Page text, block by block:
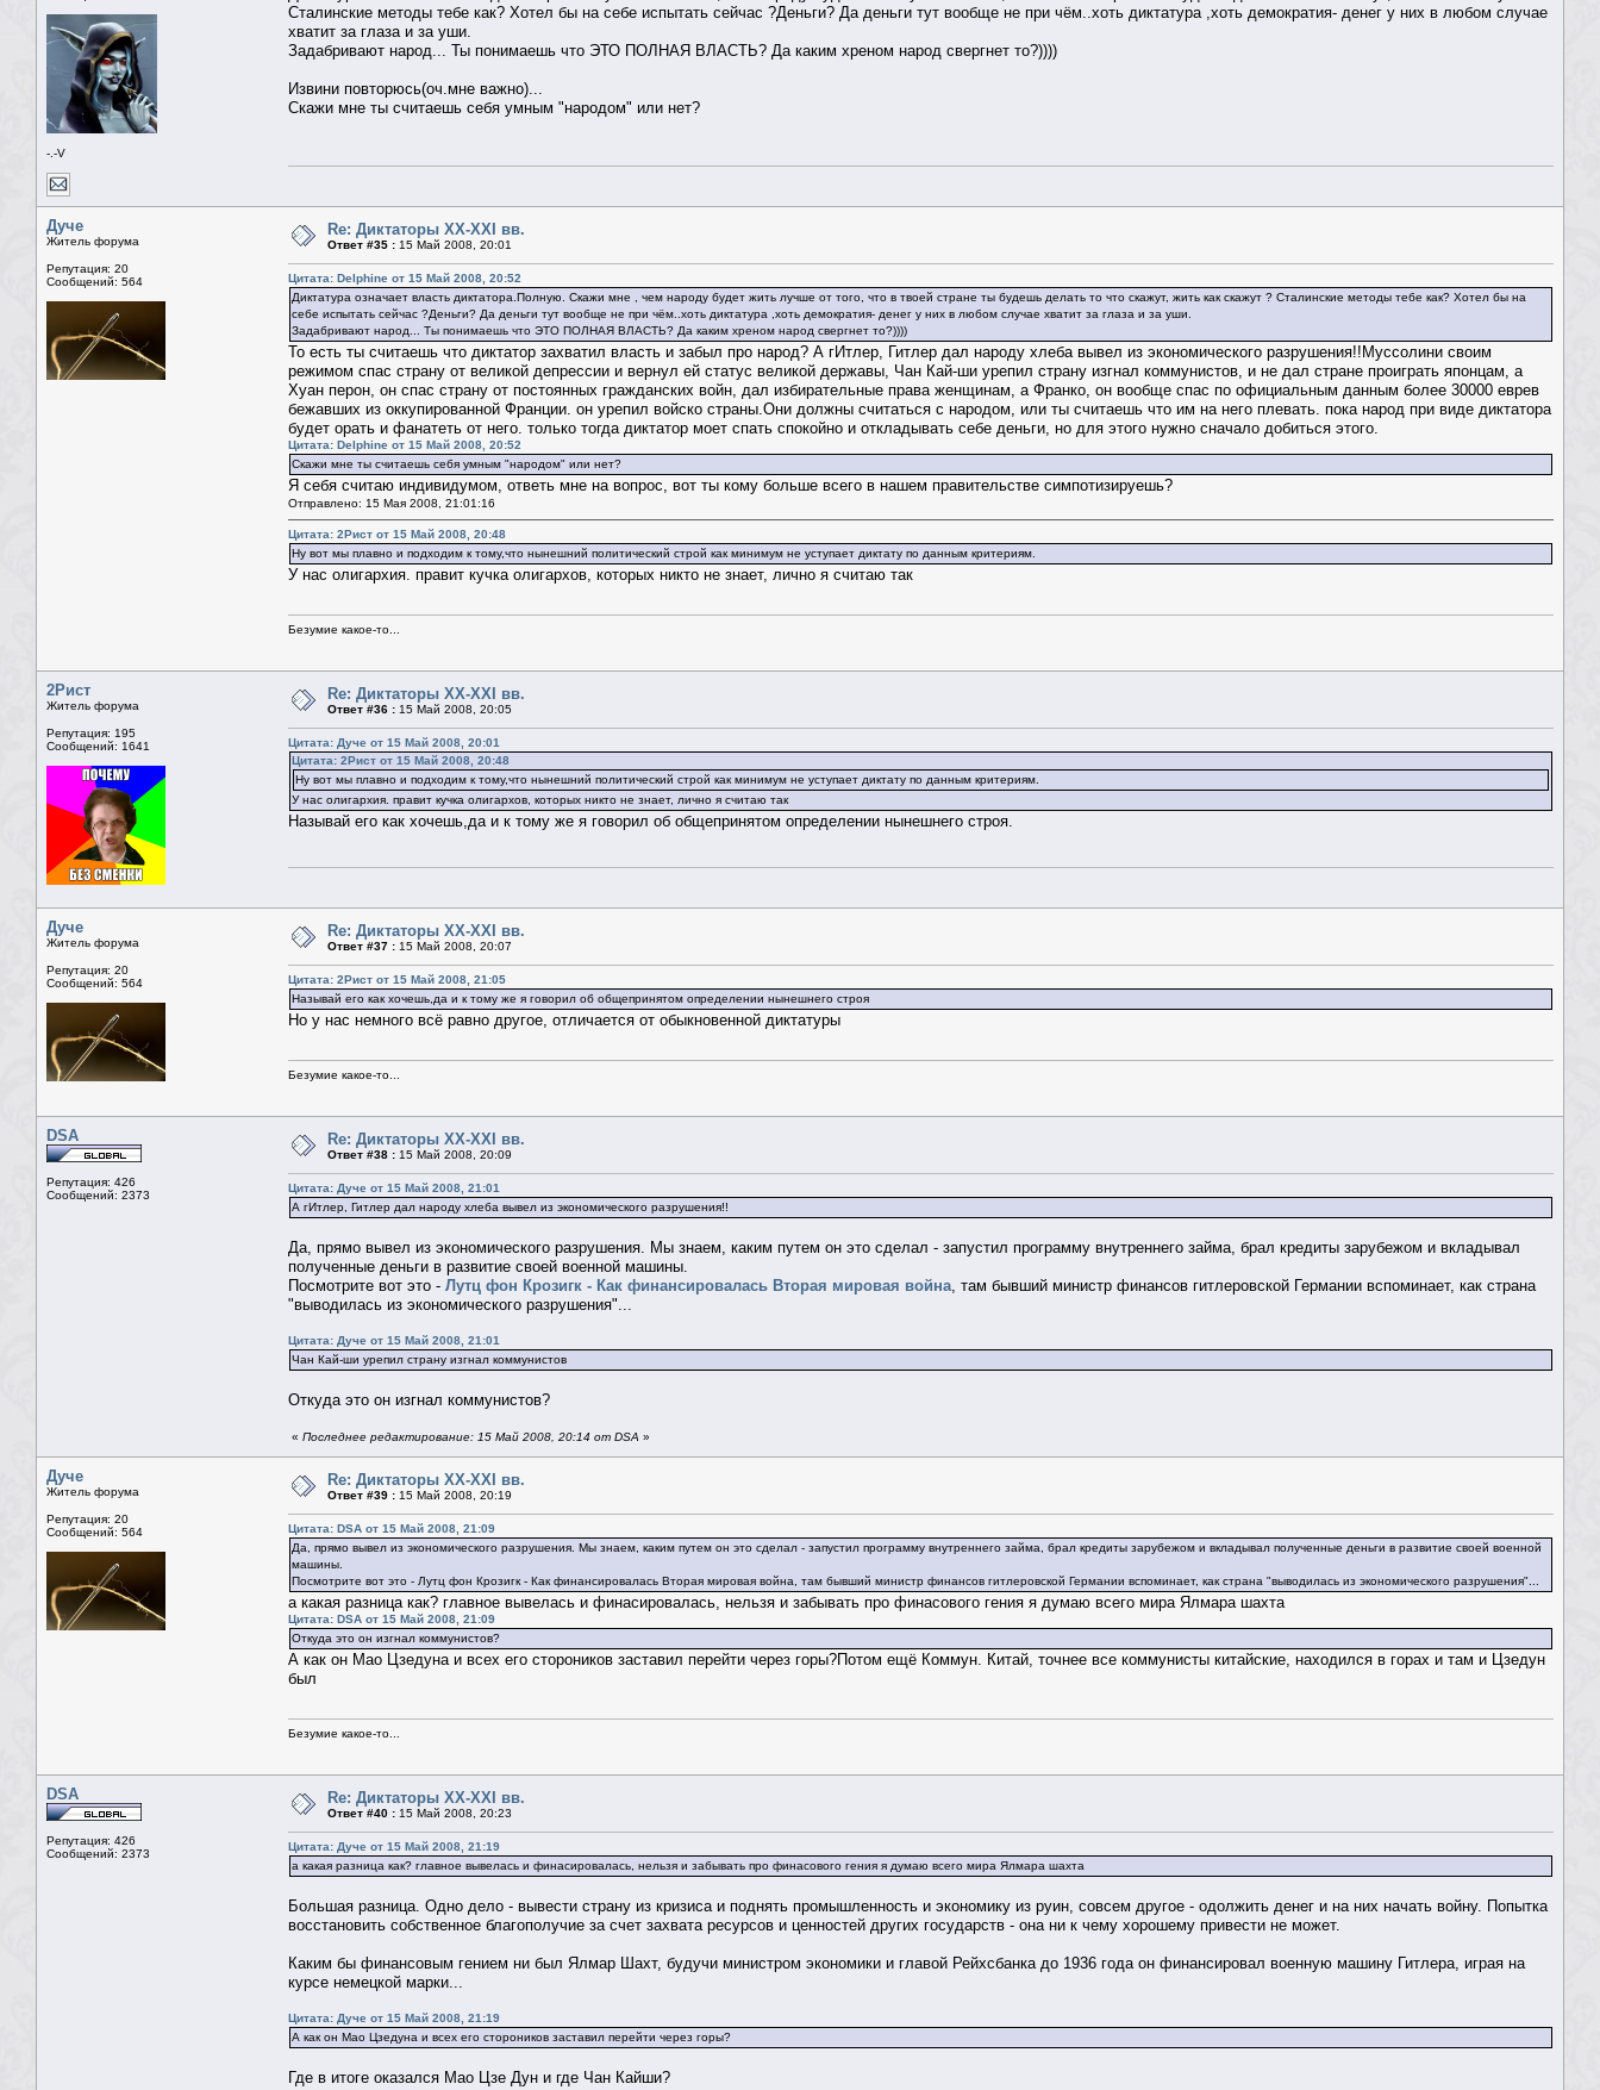
-.-V
Сталинские методы тебе как? Хотел бы на себе испытать сейчас ?Деньги? Да деньги тут вообще не при чём..хоть диктатура ,хоть демократия- денег у них в любом случае
хватит за глаза и за уши.
Задабривают народ... Ты понимаешь что ЭТО ПОЛНАЯ ВЛАСТЬ? Да каким хреном народ свергнет то?))))
Извини повторюсь(оч.мне важно)...
Скажи мне ты считаешь себя умным "народом" или нет?
Дуче
Житель форума
Репутация: 20
Сообщений: 564
Re: Диктаторы XX-XXI вв.
Ответ #35 : 15 Май 2008, 20:01
Цитата: Delphine от 15 Май 2008, 20:52
Диктатура означает власть диктатора.Полную. Скажи мне , чем народу будет жить лучше от того, что в твоей стране ты будешь делать то что скажут, жить как скажут ? Сталинские методы тебе как? Хотел бы на
себе испытать сейчас ?Деньги? Да деньги тут вообще не при чём..хоть диктатура ,хоть демократия- денег у них в любом случае хватит за глаза и за уши.
Задабривают народ... Ты понимаешь что ЭТО ПОЛНАЯ ВЛАСТЬ? Да каким хреном народ свергнет то?))))
То есть ты считаешь что диктатор захватил власть и забыл про народ? А гИтлер, Гитлер дал народу хлеба вывел из экономического разрушения!!Муссолини своим
режимом спас страну от великой депрессии и вернул ей статус великой державы, Чан Кай-ши урепил страну изгнал коммунистов, и не дал стране проиграть японцам, а
Хуан перон, он спас страну от постоянных гражданских войн, дал избирательные права женщинам, а Франко, он вообще спас по официальным данным более 30000 еврев
бежавших из оккупированной Франции. он урепил войско страны.Они должны считаться с народом, или ты считаешь что им на него плевать. пока народ при виде диктатора
будет орать и фанатеть от него. только тогда диктатор моет спать спокойно и откладывать себе деньги, но для этого нужно сначало добиться этого.
Цитата: Delphine от 15 Май 2008, 20:52
Скажи мне ты считаешь себя умным "народом" или нет?
Я себя считаю индивидумом, ответь мне на вопрос, вот ты кому больше всего в нашем правительстве симпотизируешь?
Отправлено: 15 Мая 2008, 21:01:16
Цитата: 2Рист от 15 Май 2008, 20:48
Ну вот мы плавно и подходим к тому,что нынешний политический строй как минимум не уступает диктату по данным критериям.
У нас олигархия. правит кучка олигархов, которых никто не знает, лично я считаю так
Безумие какое-то...
2Рист
Житель форума
Репутация: 195
Сообщений: 1641
Re: Диктаторы XX-XXI вв.
Ответ #36 : 15 Май 2008, 20:05
Цитата: Дуче от 15 Май 2008, 20:01
Цитата: 2Рист от 15 Май 2008, 20:48
Ну вот мы плавно и подходим к тому,что нынешний политический строй как минимум не уступает диктату по данным критериям.
У нас олигархия. правит кучка олигархов, которых никто не знает, лично я считаю так
Называй его как хочешь,да и к тому же я говорил об общепринятом определении нынешнего строя.
Дуче
Житель форума
Репутация: 20
Сообщений: 564
Re: Диктаторы XX-XXI вв.
Ответ #37 : 15 Май 2008, 20:07
Цитата: 2Рист от 15 Май 2008, 21:05
Называй его как хочешь,да и к тому же я говорил об общепринятом определении нынешнего строя
Но у нас немного всё равно другое, отличается от обыкновенной диктатуры
Безумие какое-то...
DSA
Репутация: 426
Сообщений: 2373
Re: Диктаторы XX-XXI вв.
Ответ #38 : 15 Май 2008, 20:09
Цитата: Дуче от 15 Май 2008, 21:01
А гИтлер, Гитлер дал народу хлеба вывел из экономического разрушения!!
Да, прямо вывел из экономического разрушения. Мы знаем, каким путем он это сделал - запустил программу внутреннего займа, брал кредиты зарубежом и вкладывал
полученные деньги в развитие своей военной машины.
Посмотрите вот это - Лутц фон Крозигк - Как финансировалась Вторая мировая война, там бывший министр финансов гитлеровской Германии вспоминает, как страна
"выводилась из экономического разрушения"...
Цитата: Дуче от 15 Май 2008, 21:01
Чан Кай-ши урепил страну изгнал коммунистов
Откуда это он изгнал коммунистов?
« Последнее редактирование: 15 Май 2008, 20:14 от DSA »
Дуче
Житель форума
Репутация: 20
Сообщений: 564
Re: Диктаторы XX-XXI вв.
Ответ #39 : 15 Май 2008, 20:19
Цитата: DSA от 15 Май 2008, 21:09
Да, прямо вывел из экономического разрушения. Мы знаем, каким путем он это сделал - запустил программу внутреннего займа, брал кредиты зарубежом и вкладывал полученные деньги в развитие своей военной
машины.
Посмотрите вот это - Лутц фон Крозигк - Как финансировалась Вторая мировая война, там бывший министр финансов гитлеровской Германии вспоминает, как страна "выводилась из экономического разрушения"...
а какая разница как? главное вывелась и финасировалась, нельзя и забывать про финасового гения я думаю всего мира Ялмара шахта
Цитата: DSA от 15 Май 2008, 21:09
Откуда это он изгнал коммунистов?
А как он Мао Цзедуна и всех его стороников заставил перейти через горы?Потом ещё Коммун. Китай, точнее все коммунисты китайские, находился в горах и там и Цзедун
был
Безумие какое-то...
DSA
Репутация: 426
Сообщений: 2373
Re: Диктаторы XX-XXI вв.
Ответ #40 : 15 Май 2008, 20:23
Цитата: Дуче от 15 Май 2008, 21:19
а какая разница как? главное вывелась и финасировалась, нельзя и забывать про финасового гения я думаю всего мира Ялмара шахта
Большая разница. Одно дело - вывести страну из кризиса и поднять промышленность и экономику из руин, совсем другое - одолжить денег и на них начать войну. Попытка
восстановить собственное благополучие за счет захвата ресурсов и ценностей других государств - она ни к чему хорошему привести не может.
Каким бы финансовым гением ни был Ялмар Шахт, будучи министром экономики и главой Рейхсбанка до 1936 года он финансировал военную машину Гитлера, играя на
курсе немецкой марки...
Цитата: Дуче от 15 Май 2008, 21:19
А как он Мао Цзедуна и всех его стороников заставил перейти через горы?
Где в итоге оказался Мао Цзе Дун и где Чан Кайши?